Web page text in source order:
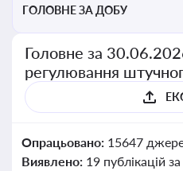
ГОЛОВНЕ ЗА ДОБУ
Головне за
регулювання
Опрацьовано: 15647
Виявлено: 19 публікацій